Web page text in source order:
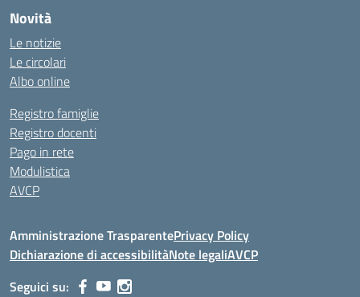
Novità
Le notizie
Le circolari
Albo online
Registro famiglie
Registro docenti
Pago in rete
Modulistica
AVCP
Amministrazione TrasparentePrivacy Policy
Dichiarazione di accessibilitàNote legaliAVCP
Seguici su: